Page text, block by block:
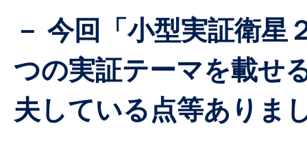
－ 今回「小型実証衛星
つの実証テーマを載せ
夫している点等ありま